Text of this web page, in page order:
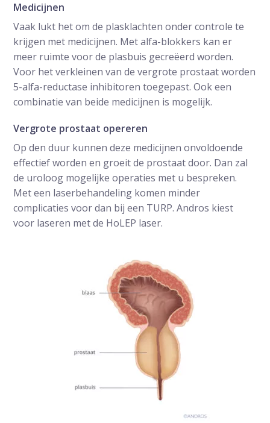
Medicijnen
Vaak lukt het om de plasklachten onder controle te
krijgen met medicijnen. Met alfa-blokkers kan er
meer ruimte voor de plasbuis gecreëerd worden.
Voor het verkleinen van de vergrote prostaat worden
5-alfa-reductase inhibitoren toegepast. Ook een
combinatie van beide medicijnen is mogelijk.
Vergrote prostaat opereren
Op den duur kunnen deze medicijnen onvoldoende
effectief worden en groeit de prostaat door. Dan zal
de uroloog mogelijke operaties met u bespreken.
Met een laserbehandeling komen minder
complicaties voor dan bij een TURP. Andros kiest
voor laseren met de HoLEP laser.